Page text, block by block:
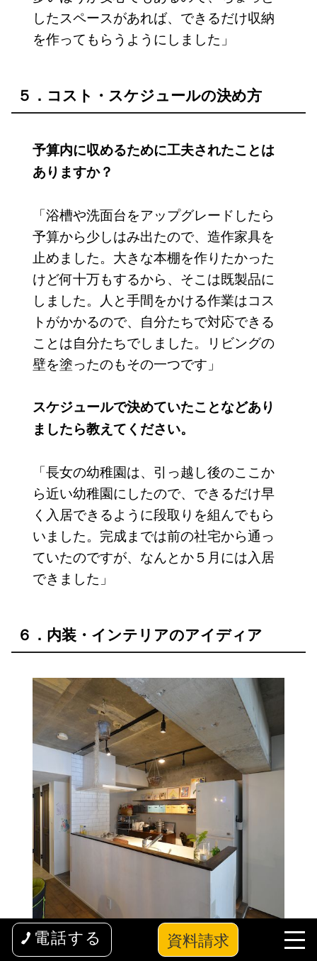
電話する 資料請求
したスペースがあれば、できるだけ収納
を作ってもらうようにしました」
５．コスト・スケジュールの決め方
予算内に収めるために工夫されたことは
ありますか？
「浴槽や洗面台をアップグレードしたら
予算から少しはみ出たので、造作家具を
止めました。大きな本棚を作りたかった
けど何十万もするから、そこは既製品に
しました。人と手間をかける作業はコス
トがかかるので、自分たちで対応できる
ことは自分たちでしました。リビングの
壁を塗ったのもその一つです」
スケジュールで決めていたことなどあり
ましたら教えてください。
「長女の幼稚園は、引っ越し後のここか
ら近い幼稚園にしたので、できるだけ早
く入居できるように段取りを組んでもら
いました。完成までは前の社宅から通っ
ていたのですが、なんとか５月には入居
できました」
６．内装・インテリアのアイディア